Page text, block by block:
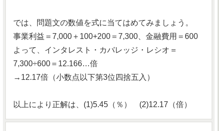
では、問題文の数値を式に当てはめてみましょう。
事業利益＝7,000＋100+200＝7,300、金融費用＝600
よって、インタレスト・カバレッジ・レシオ＝
7,300÷600＝12.166…倍
→12.17倍（小数点以下第3位四捨五入）
以上により正解は、(1)5.45（％） (2)12.17（倍）